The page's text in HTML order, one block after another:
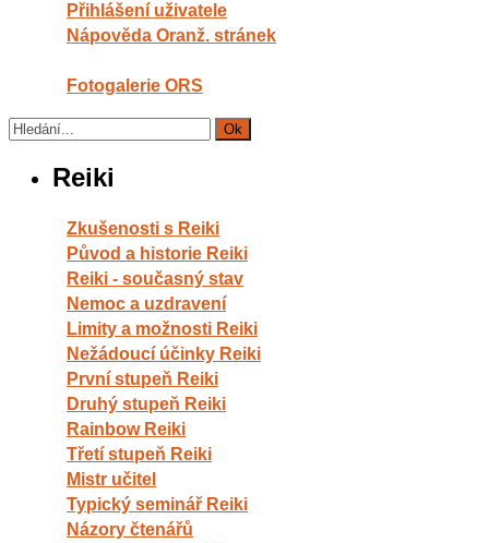
Přihlášení uživatele
Nápověda Oranž. stránek
Fotogalerie ORS
Reiki
Zkušenosti s Reiki
Původ a historie Reiki
Reiki - současný stav
Nemoc a uzdravení
Limity a možnosti Reiki
Nežádoucí účinky Reiki
První stupeň Reiki
Druhý stupeň Reiki
Rainbow Reiki
Třetí stupeň Reiki
Mistr učitel
Typický seminář Reiki
Názory čtenářů